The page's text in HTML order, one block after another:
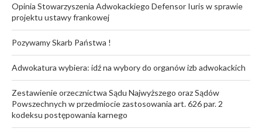
Opinia Stowarzyszenia Adwokackiego Defensor Iuris w sprawie
projektu ustawy frankowej
Pozywamy Skarb Państwa !
Adwokatura wybiera: idź na wybory do organów izb adwokackich
Zestawienie orzecznictwa Sądu Najwyższego oraz Sądów
Powszechnych w przedmiocie zastosowania art. 626 par. 2
kodeksu postępowania karnego